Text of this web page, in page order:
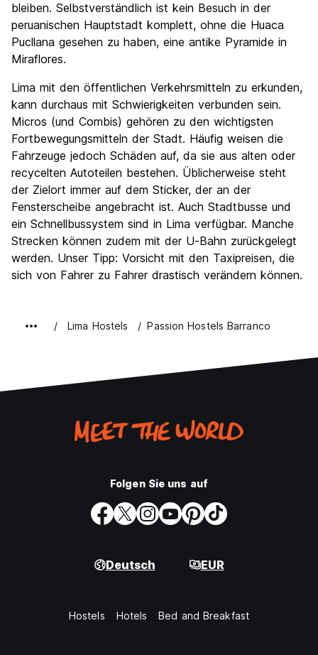
bleiben. Selbstverständlich ist kein Besuch in der
peruanischen Hauptstadt komplett, ohne die Huaca
Pucllana gesehen zu haben, eine antike Pyramide in
Miraflores.
Lima mit den öffentlichen Verkehrsmitteln zu erkunden,
kann durchaus mit Schwierigkeiten verbunden sein.
Micros (und Combis) gehören zu den wichtigsten
Fortbewegungsmitteln der Stadt. Häufig weisen die
Fahrzeuge jedoch Schäden auf, da sie aus alten oder
recycelten Autoteilen bestehen. Üblicherweise steht
der Zielort immer auf dem Sticker, der an der
Fensterscheibe angebracht ist. Auch Stadtbusse und
ein Schnellbussystem sind in Lima verfügbar. Manche
Strecken können zudem mit der U-Bahn zurückgelegt
werden. Unser Tipp: Vorsicht mit den Taxipreisen, die
sich von Fahrer zu Fahrer drastisch verändern können.
Lima Hostels Passion Hostels Barranco
Folgen Sie uns auf
Deutsch EUR
Hostels Hotels Bed and Breakfast